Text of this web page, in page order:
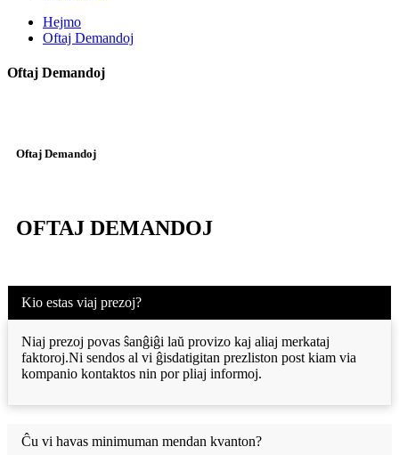
Hejmo
Oftaj Demandoj
Oftaj Demandoj
Oftaj Demandoj
OFTAJ DEMANDOJ
Kio estas viaj prezoj?
Niaj prezoj povas ŝanĝiĝi laŭ provizo kaj aliaj merkataj
faktoroj.Ni sendos al vi ĝisdatigitan prezliston post kiam via
kompanio kontaktos nin por pliaj informoj.
Ĉu vi havas minimuman mendan kvanton?